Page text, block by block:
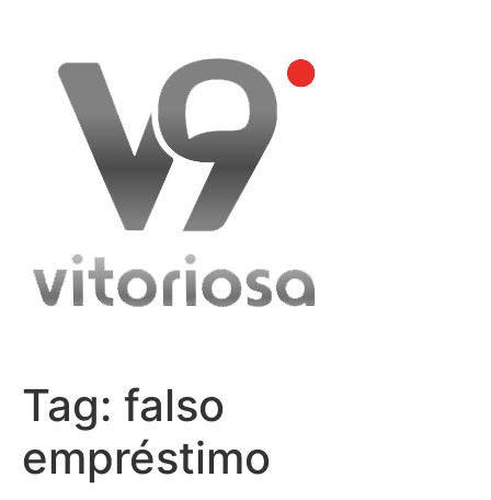
content
Tag: falso
empréstimo